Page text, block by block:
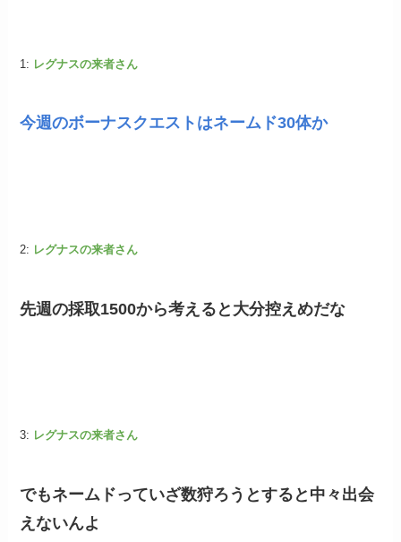
1: レグナスの来者さん
今週のボーナスクエストはネームド30体か
2: レグナスの来者さん
先週の採取1500から考えると大分控えめだな
3: レグナスの来者さん
でもネームドっていざ数狩ろうとすると中々出会
えないんよ